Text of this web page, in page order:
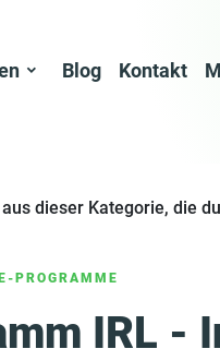
Blog Kontakt
dieser Kategorie, die
PROGRAMME
IRL -